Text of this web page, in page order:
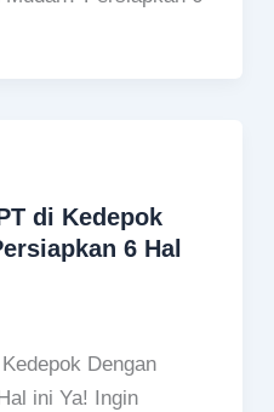
di Kedepok
6 Hal
Dengan
ini Ya! Ingin